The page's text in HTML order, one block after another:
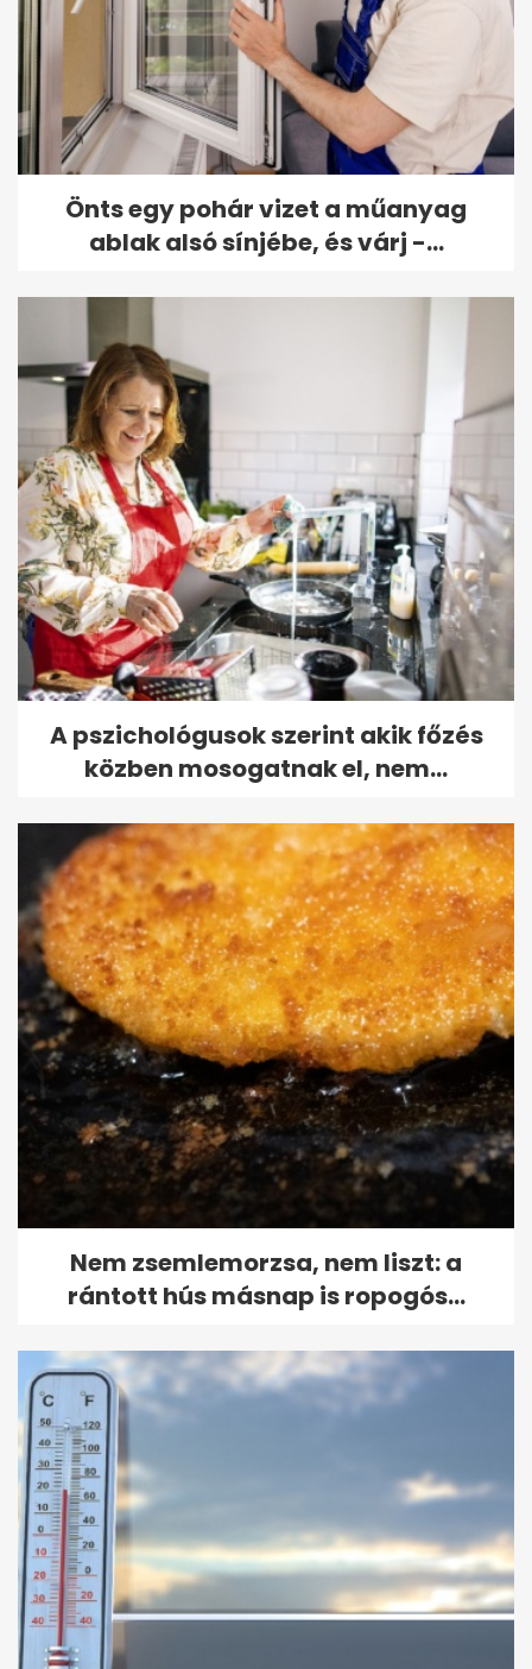
Önts egy pohár vizet a műanyag
ablak alsó sínjébe, és várj -...
A pszichológusok szerint akik főzés
közben mosogatnak el, nem...
Nem zsemlemorzsa, nem liszt: a
rántott hús másnap is ropogós...